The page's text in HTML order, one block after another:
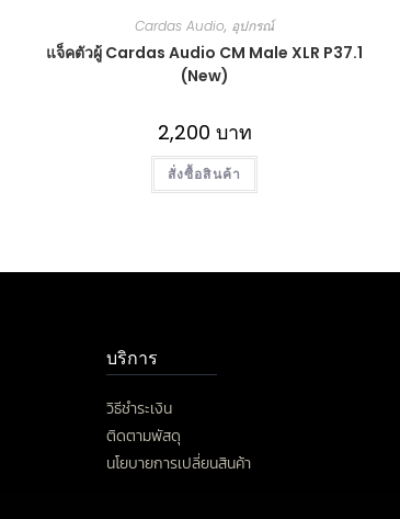
Cardas Audio, อุปกรณ์
แจ็คตัวผู้ Cardas Audio CM Male XLR P37.1
(New)
2,200 บาท
สั่งซื้อสินค้า
บริการ
วิธีชำระเงิน
ติดตามพัสดุ
นโยบายการเปลี่ยนสินค้า